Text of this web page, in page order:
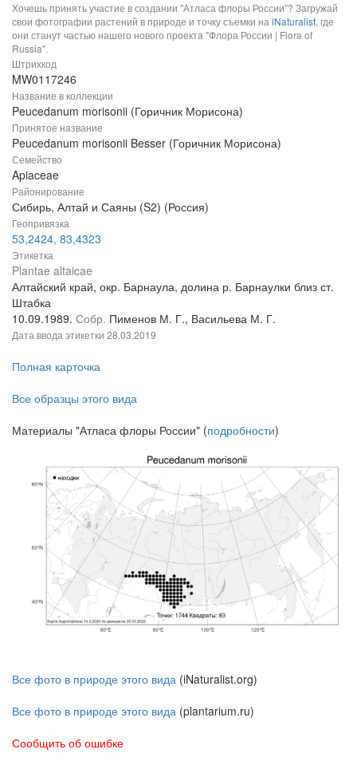
Хочешь принять участие в создании "Атласа флоры России"? Загружай
свои фотографии растений в природе и точку съемки наiNaturalist, где
они станут частью нашего нового проекта "Флора России | Flora of
Russia".
Штрихкод
MW0117246
Название в коллекции
Peucedanum morisonii (Горичник Морисона)
Принятое название
Peucedanum morisonii Besser (Горичник Морисона)
Семейство
Apiaceae
Районирование
Сибирь, Алтай и Саяны (S2) (Россия)
Геопривязка
53,2424, 83,4323
Этикетка
Plantae altaicae
Алтайский край, окр. Барнаула, долина р. Барнаулки близ ст.
Штабка
10.09.1989. Собр. Пименов М. Г., Васильева М. Г.
Дата ввода этикетки 28.03.2019
Полная карточка
Все образцы этого вида
Материалы "Атласа флоры России" (подробности)
Все фото в природе этого вида (iNaturalist.org)
Все фото в природе этого вида (plantarium.ru)
Сообщить об ошибке